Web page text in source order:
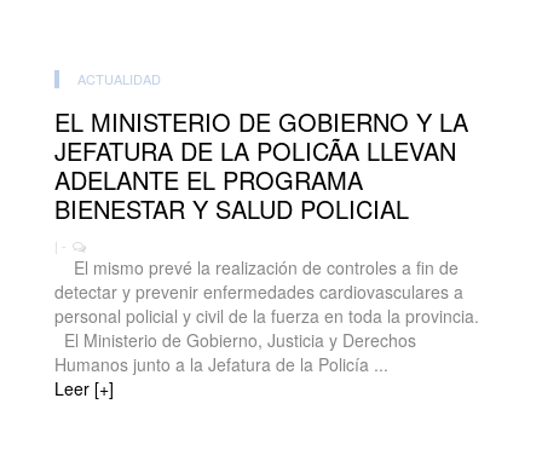
ACTUALIDAD
EL MINISTERIO DE GOBIERNO Y LA
JEFATURA DE LA POLICÃA LLEVAN
ADELANTE EL PROGRAMA
BIENESTAR Y SALUD POLICIAL
| -
El mismo prevé la realización de controles a fin de
detectar y prevenir enfermedades cardiovasculares a
personal policial y civil de la fuerza en toda la provincia.
El Ministerio de Gobierno, Justicia y Derechos
Humanos junto a la Jefatura de la Policía ...
Leer [+]